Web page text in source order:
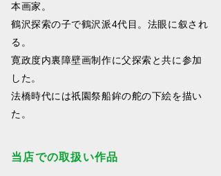
本画家。
鶴沢探索の子で鶴沢派4代目。法眼に叙され
る。
寛政度内裏障壁画制作に父探索と共に参加
した。
法橋時代には祇園祭船鉾の舵の下絵を描い
た。
当店での取扱い作品